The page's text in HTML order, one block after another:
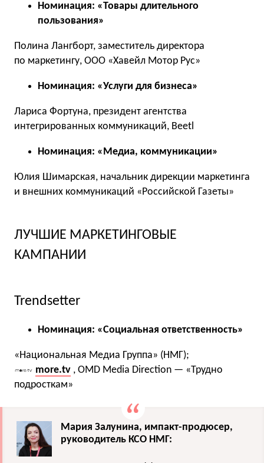
Номинация: «Товары длительного
пользования»
Полина Лангборт, заместитель директора
по маркетингу, ООО «Хавейл Мотор Рус»
Номинация: «Услуги для бизнеса»
Лариса Фортуна, президент агентства
интегрированных коммуникаций, Beetl
Номинация: «Медиа, коммуникации»
Юлия Шимарская, начальник дирекции маркетинга
и внешних коммуникаций «Российской Газеты»
ЛУЧШИЕ МАРКЕТИНГОВЫЕ
КАМПАНИИ
Trendsetter
Номинация: «Социальная ответственность»
«Национальная Медиа Группа» (НМГ);
more.tv , OMD Media Direction — «Трудно
подросткам»
Мария Залунина, импакт-продюсер,
руководитель КСО НМГ: